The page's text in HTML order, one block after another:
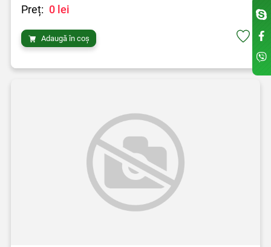
Preț: 0 lei
Adaugă în coș